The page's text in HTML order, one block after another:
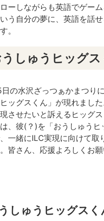
ーしながらも英語でゲー
う自分の夢に、英語を話
。
しゅうヒッグス
の水沢ざっつぁかまつり
ッグスくん」が現れまし
させたいと訴えるヒッグ
、彼(？)を「おうしゅう
一緒にILC実現に向けて取
皆さん、応援よろしくお願
しゅうヒッグスく